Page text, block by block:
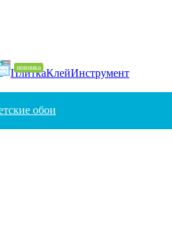
ПлиткаКлейИнструмент
обои